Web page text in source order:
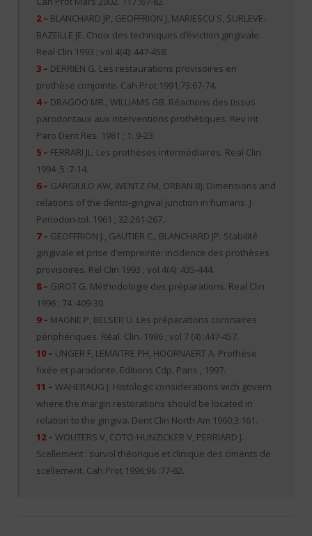
2 – BLANCHARD JP, GEOFFRION J, MARIESCU S, SURLEVE-
BAZEILLE JE. Choix des techniques d’éviction gingivale.
Real Clin 1993 ; vol 4(4): 447-458.
3 – DERRIEN G. Les restaurations provisoires en
prothèse conjointe. Cah Prot 1991;73:67-74.
4 – DRAGOO MR., WILLIAMS GB. Réactions des tissus
parodontaux aux interventions prothétiques. Rev Int
Paro Dent Res. 1981 ; 1: 9-23.
5 – FERRARI JL. Les prothèses intermédiaires. Real Clin
1994 ;5 :7-14.
6 – GARGIULO AW, WENTZ FM, ORBAN BJ. Dimensions and
relations of the dento-gingival junction in humans. J
Periodon-tol. 1961 ; 32:261-267.
7 – GEOFFRION J., GAUTIER C., BLANCHARD JP. Stabilité
gingivale et prise d’empreinte: incidence des prothèses
provisoires. Rel Clin 1993 ; vol 4(4): 435-444.
8 – GIROT G. Méthodologie des préparations. Real Clin
1996 ; 74 :409-30.
9 – MAGNE P, BELSER U. Les préparations coronaires
périphériques. Réal. Clin. 1996 ; vol 7 (4) :447-457.
10 – UNGER F, LEMAITRE PH, HOORNAERT A. Prothèse
fixée et parodonte. Editions Cdp, Paris , 1997.
11 – WAHERAUG J. Histologic considerations wich govern
where the margin restorations should be located in
relation to the gingiva. Dent Clin North Am 1960;3:161.
12 – WOUTERS V, COTO-HUNZICKER V, PERRIARD J.
Scellement : survol théorique et clinique des ciments de
scellement. Cah Prot 1996;96 :77-82.